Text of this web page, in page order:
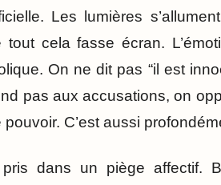
Les lumières
tout cela fasse écran.
On ne dit pas “il est
pas aux accusations, on
pouvoir. C’est aussi
dans un piège affectif.